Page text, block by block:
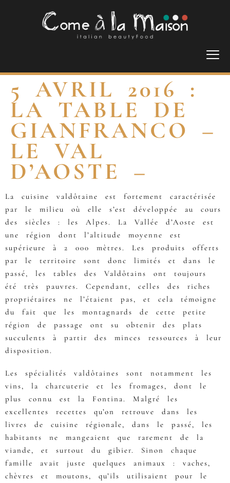
5 AVRIL 2016 :
LA TABLE DE
GIANFRANCO –
LE VAL
D’AOSTE –
La cuisine valdôtaine est fortement caractérisée
par le milieu où elle s’est développée au cours
des siècles : les Alpes. La Vallée d’Aoste est
une région dont l’altitude moyenne est
supérieure à 2 000 mètres. Les produits offerts
par le territoire sont donc limités et dans le
passé, les tables des Valdôtains ont toujours
été très pauvres. Cependant, celles des riches
propriétaires ne l’étaient pas, et cela témoigne
du fait que les montagnards de cette petite
région de passage ont su obtenir des plats
succulents à partir des minces ressources à leur
disposition.
Les spécialités valdôtaines sont notamment les
vins, la charcuterie et les fromages, dont le
plus connu est la Fontina. Malgré les
excellentes recettes qu’on retrouve dans les
livres de cuisine régionale, dans le passé, les
habitants ne mangeaient que rarement de la
viande, et surtout du gibier. Sinon chaque
famille avait juste quelques animaux : vaches,
chèvres et moutons, qu’ils utilisaient pour le